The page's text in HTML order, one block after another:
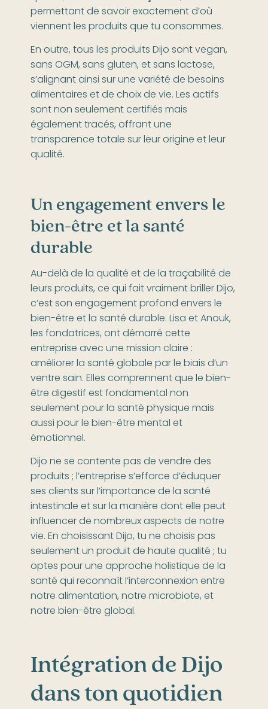
permettant de savoir exactement d’où
viennent les produits que tu consommes.
En outre, tous les produits Dijo sont vegan,
sans OGM, sans gluten, et sans lactose,
s’alignant ainsi sur une variété de besoins
alimentaires et de choix de vie. Les actifs
sont non seulement certifiés mais
également tracés, offrant une
transparence totale sur leur origine et leur
qualité.
Un engagement envers le
bien-être et la santé
durable
Au-delà de la qualité et de la traçabilité de
leurs produits, ce qui fait vraiment briller Dijo,
c’est son engagement profond envers le
bien-être et la santé durable. Lisa et Anouk,
les fondatrices, ont démarré cette
entreprise avec une mission claire :
améliorer la santé globale par le biais d’un
ventre sain. Elles comprennent que le bien-
être digestif est fondamental non
seulement pour la santé physique mais
aussi pour le bien-être mental et
émotionnel.
Dijo ne se contente pas de vendre des
produits ; l’entreprise s’efforce d’éduquer
ses clients sur l’importance de la santé
intestinale et sur la manière dont elle peut
influencer de nombreux aspects de notre
vie. En choisissant Dijo, tu ne choisis pas
seulement un produit de haute qualité ; tu
optes pour une approche holistique de la
santé qui reconnaît l’interconnexion entre
notre alimentation, notre microbiote, et
notre bien-être global.
Intégration de Dijo
dans ton quotidien